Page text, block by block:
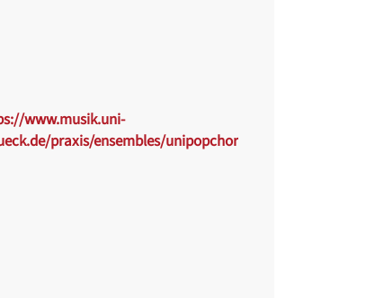
www.musik.uni-
praxis/ensembles/unipopchor.html